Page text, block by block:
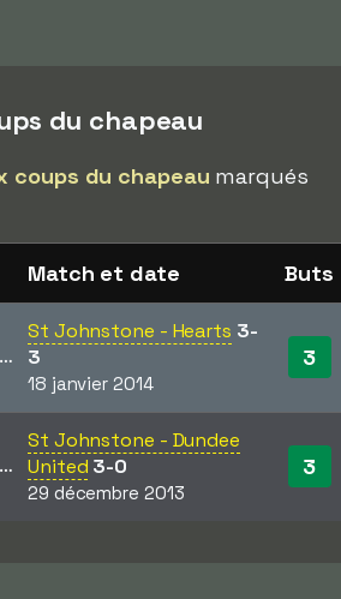
du chapeau
coups du chapeau marqués
Match et date Buts
St Johnstone - Hearts 3-
3
18 janvier 2014
3
St Johnstone - Dundee
United 3-0
29 décembre 2013
3